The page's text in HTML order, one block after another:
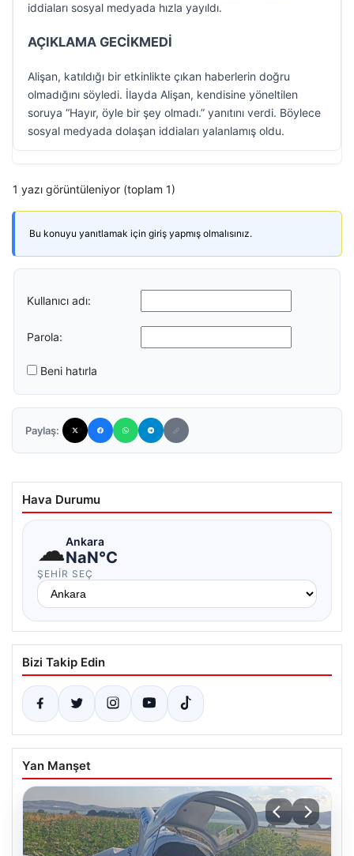
iddiaları sosyal medyada hızla yayıldı.
AÇIKLAMA GECİKMEDİ
Alişan, katıldığı bir etkinlikte çıkan haberlerin doğru
olmadığını söyledi. İlayda Alişan, kendisine yöneltilen
soruya “Hayır, öyle bir şey olmadı.” yanıtını verdi. Böylece
sosyal medyada dolaşan iddiaları yalanlamış oldu.
1 yazı görüntüleniyor (toplam 1)
Bu konuyu yanıtlamak için giriş yapmış olmalısınız.
Kullanıcı adı:
Parola:
Beni hatırla
Paylaş:
Hava Durumu
☁Ankara
NaN°C
ŞEHIR SEÇ
Bizi Takip Edin
Yan Manşet